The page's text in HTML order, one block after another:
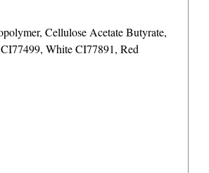
Cellulose Acetate Butyrate,
White CI77891, Red